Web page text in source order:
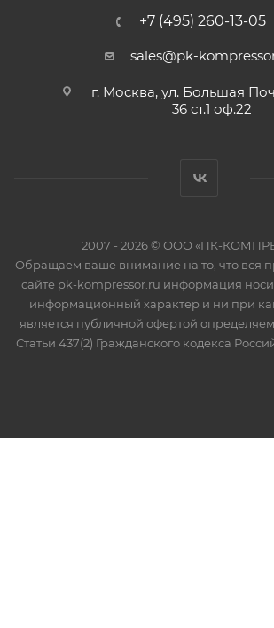
+7 (495) 260-13-05
sales@pk-
г. Москва, ул. Большая
36 ст.1 оф.22
2007 - 2026 © ООО «ПК-
Обращаем ваше внимание на то, что вся
сайте pk-kompressor.ru информация
информационный характер и ни при
является публичной офертой
Статьи 437(2) Гражданского кодекса